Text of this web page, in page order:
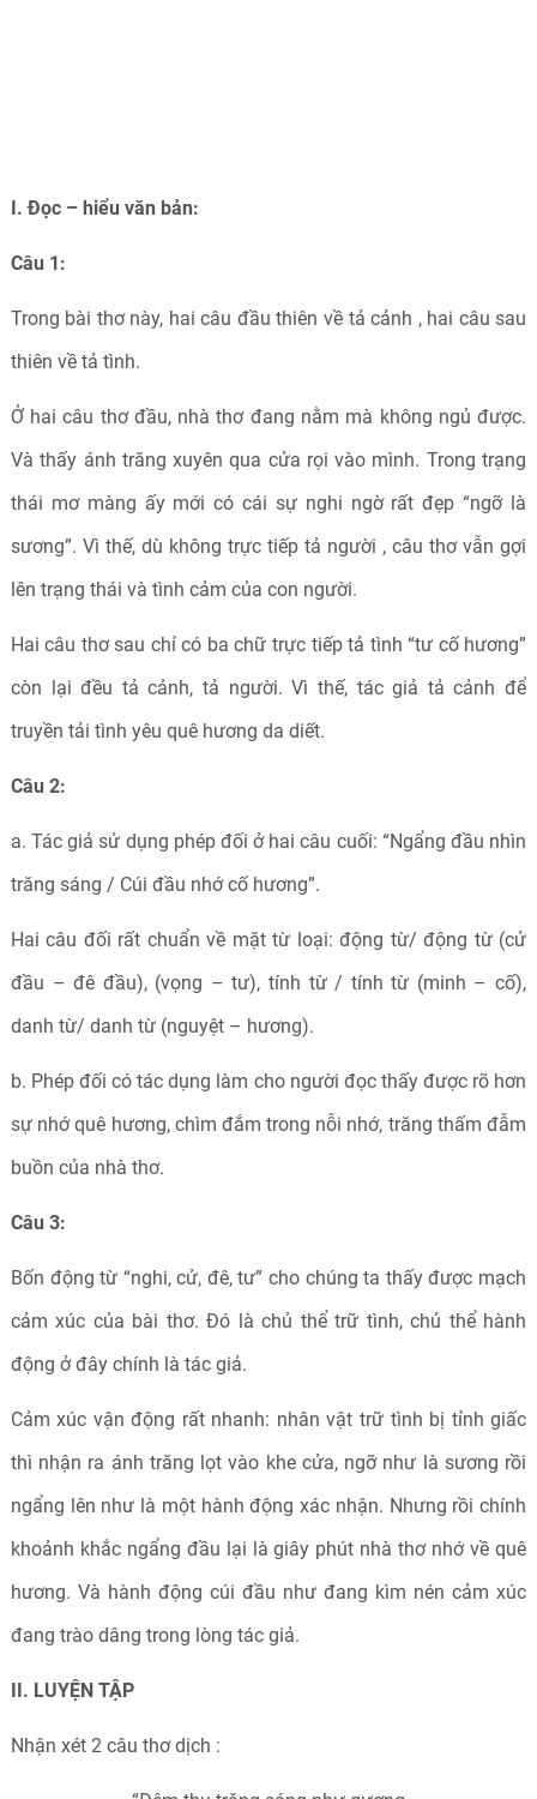
I. Đọc – hiểu văn bản:
Câu 1:
Trong bài thơ này, hai câu đầu thiên về tả cảnh , hai câu sau
thiên về tả tình.
Ở hai câu thơ đầu, nhà thơ đang nằm mà không ngủ được.
Và thấy ánh trăng xuyên qua cửa rọi vào mình. Trong trạng
thái mơ màng ấy mới có cái sự nghi ngờ rất đẹp “ngỡ là
sương”. Vì thế, dù không trực tiếp tả người , câu thơ vẫn gợi
lên trạng thái và tình cảm của con người.
Hai câu thơ sau chỉ có ba chữ trực tiếp tả tình “tư cố hương”
còn lại đều tả cảnh, tả người. Vì thế, tác giả tả cảnh để
truyền tải tình yêu quê hương da diết.
Câu 2:
a. Tác giả sử dụng phép đối ở hai câu cuối: “Ngẩng đầu nhìn
trăng sáng / Cúi đầu nhớ cố hương”.
Hai câu đối rất chuẩn về mặt từ loại: động từ/ động từ (cử
đầu – đê đầu), (vọng – tư), tính từ / tính từ (minh – cố),
danh từ/ danh từ (nguyệt – hương).
b. Phép đối có tác dụng làm cho người đọc thấy được rõ hơn
sự nhớ quê hương, chìm đắm trong nỗi nhớ, trăng thấm đẫm
buồn của nhà thơ.
Câu 3:
Bốn động từ “nghi, cử, đê, tư” cho chúng ta thấy được mạch
cảm xúc của bài thơ. Đó là chủ thể trữ tình, chủ thể hành
động ở đây chính là tác giả.
Cảm xúc vận động rất nhanh: nhân vật trữ tình bị tỉnh giấc
thì nhận ra ánh trăng lọt vào khe cửa, ngỡ như là sương rồi
ngẩng lên như là một hành động xác nhận. Nhưng rồi chính
khoảnh khắc ngẩng đầu lại là giây phút nhà thơ nhớ về quê
hương. Và hành động cúi đầu như đang kìm nén cảm xúc
đang trào dâng trong lòng tác giả.
II. LUYỆN TẬP
Nhận xét 2 câu thơ dịch :